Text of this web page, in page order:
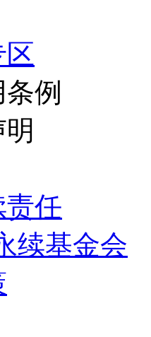
例
责任
续基金会